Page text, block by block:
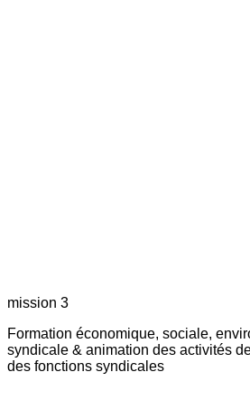
mission 3
Formation économique, sociale,
syndicale & animation des activités
des fonctions syndicales